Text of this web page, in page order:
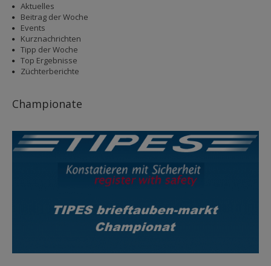
Aktuelles
Beitrag der Woche
Events
Kurznachrichten
Tipp der Woche
Top Ergebnisse
Züchterberichte
Championate